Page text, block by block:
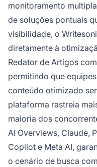
monitoramento
de soluções pontuais
visibilidade, o
diretamente à
Redator de Artigos
permitindo que
conteúdo otimizado
plataforma rastreia
maioria dos
AI Overviews, Claude,
Copilot e Meta AI,
o cenário de busca